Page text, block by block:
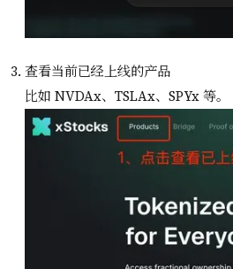
查看当前已经上线的产品
比如 NVDAx、TSLAx、SPYx 等。